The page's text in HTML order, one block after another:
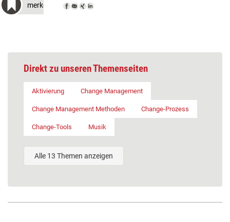
merken
Direkt zu unseren Themenseiten
Aktivierung Change Management
Change Management Methoden Change-Prozess
Change-Tools Musik
Alle 13 Themen anzeigen